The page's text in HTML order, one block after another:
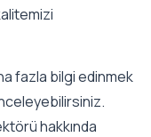
fazla bilgi edinmek
hakkında